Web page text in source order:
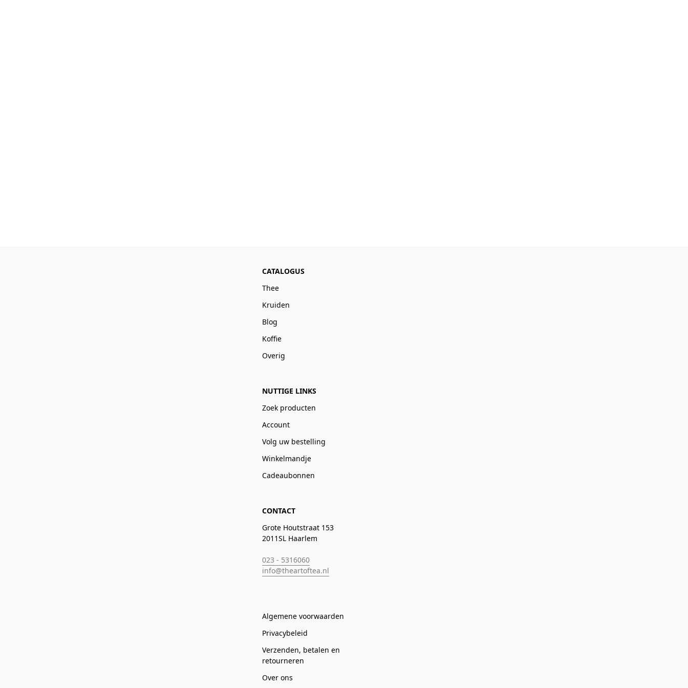
CATALOGUS
Thee
Kruiden
Blog
Koffie
Overig
NUTTIGE LINKS
Zoek producten
Account
Volg uw bestelling
Winkelmandje
Cadeaubonnen
CONTACT
Grote Houtstraat 153
2011SL Haarlem
023 - 5316060
info@theartoftea.nl
Algemene voorwaarden
Privacybeleid
Verzenden, betalen en
retourneren
Over ons